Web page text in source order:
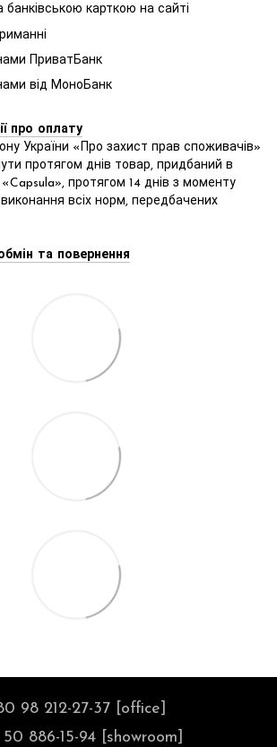
карткою на сайті
ПриватБанк
від МоноБанк
про оплату
України «Про захист прав споживачів»
протягом днів товар, придбаний в
«Capsula», протягом 14 днів з моменту
всіх норм, передбачених
та повернення
98 212-27-37 [office]
886-15-94 [showroom]